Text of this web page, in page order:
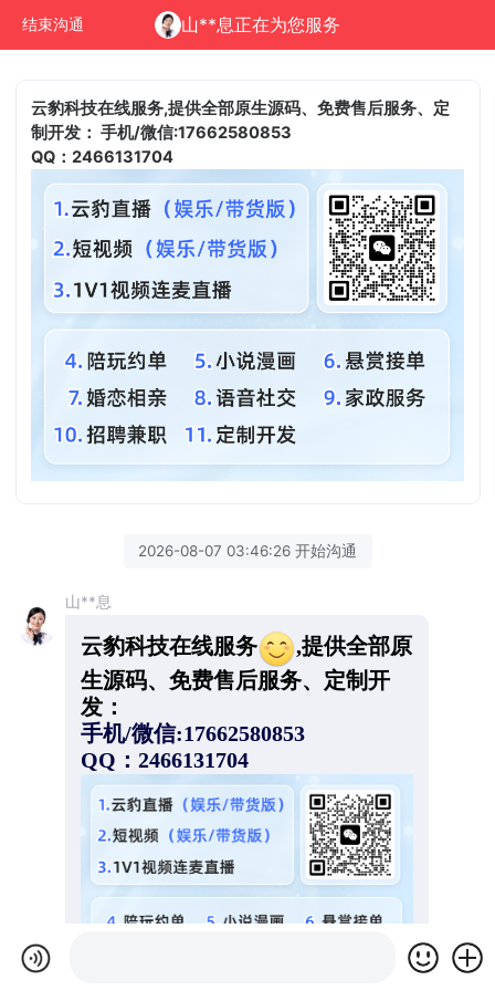
结束沟通 山**息正在为您服务
云豹科技在线服务,提供全部原生源码、免费售后服务、定
制开发：手机/微信:17662580853
QQ：2466131704
2026-08-07 03:46:26 开始沟通
山**息
云豹科技在线服务
,提供全部原
生源码、免费售后服务、定制开
发：
手机/微信:17662580853
QQ：2466131704